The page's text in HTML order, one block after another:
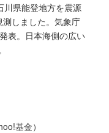
川県能登地方を震源
しました。気象庁
表。日本海側の広い
基金）